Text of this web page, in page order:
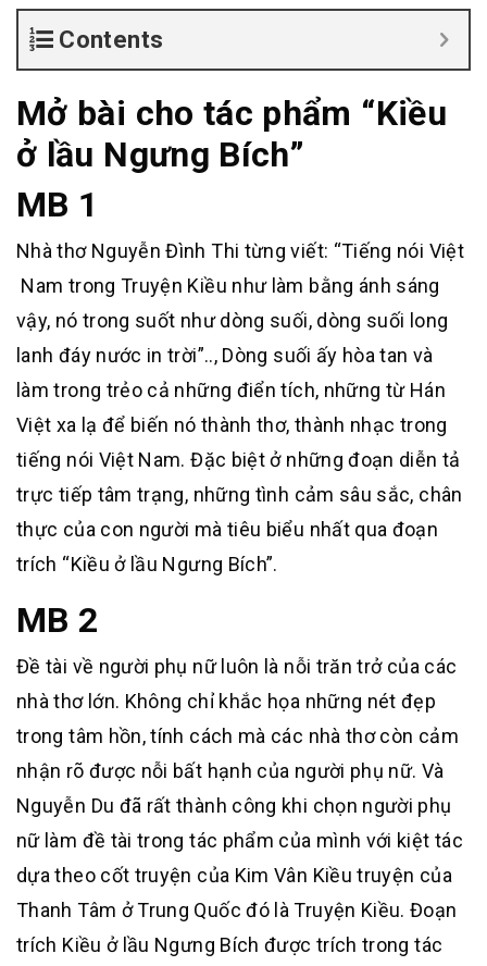
Contents
Mở bài cho tác phẩm “Kiều
ở lầu Ngưng Bích”
MB 1
Nhà thơ Nguyễn Đình Thi từng viết: “Tiếng nói Việt
Nam trong Truyện Kiều như làm bằng ánh sáng
vậy, nó trong suốt như dòng suối, dòng suối long
lanh đáy nước in trời”.., Dòng suối ấy hòa tan và
làm trong trẻo cả những điển tích, những từ Hán
Việt xa lạ để biến nó thành thơ, thành nhạc trong
tiếng nói Việt Nam. Đặc biệt ở những đoạn diễn tả
trực tiếp tâm trạng, những tình cảm sâu sắc, chân
thực của con người mà tiêu biểu nhất qua đoạn
trích “Kiều ở lầu Ngưng Bích”.
MB 2
Đề tài về người phụ nữ luôn là nỗi trăn trở của các
nhà thơ lớn. Không chỉ khắc họa những nét đẹp
trong tâm hồn, tính cách mà các nhà thơ còn cảm
nhận rõ được nỗi bất hạnh của người phụ nữ. Và
Nguyễn Du đã rất thành công khi chọn người phụ
nữ làm đề tài trong tác phẩm của mình với kiệt tác
dựa theo cốt truyện của Kim Vân Kiều truyện của
Thanh Tâm ở Trung Quốc đó là Truyện Kiều. Đoạn
trích Kiều ở lầu Ngưng Bích được trích trong tác